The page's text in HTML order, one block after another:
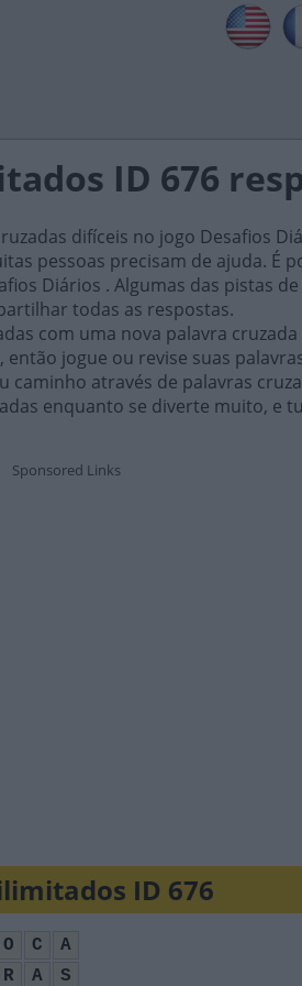
ID 676
difíceis no jogo Desafios
pessoas precisam de ajuda. É
Diários . Algumas das pistas
todas as respostas.
com uma nova palavra
jogue ou revise suas
caminho através de palavras
enquanto se diverte muito, e
ID 676
O C
A
R A
S